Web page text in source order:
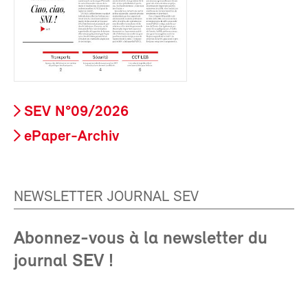
SEV N°09/2026
ePaper-Archiv
NEWSLETTER JOURNAL SEV
Abonnez-vous à la newsletter du
journal SEV !